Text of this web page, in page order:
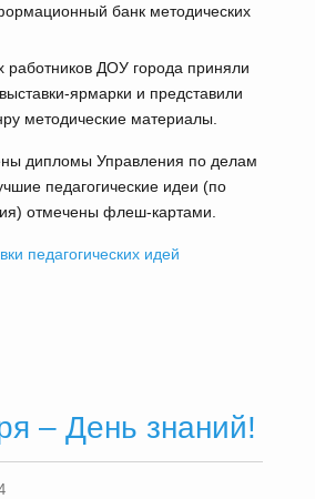
банк методических
работников ДОУ города приняли
ярмарки и представили
методические материалы.
дипломы Управления по делам
педагогические идеи (по
отмечены флеш-картами.
педагогических идей
– День знаний!